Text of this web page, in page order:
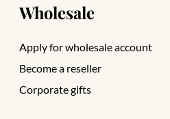
Wholesale
Apply for wholesale account
Become a reseller
Corporate gifts